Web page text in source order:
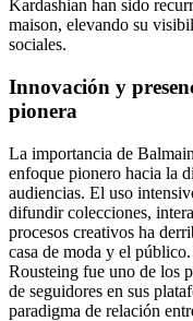
Kardashian han sido
maison, elevando su
sociales.
Innovación y
pionera
La importancia de
enfoque pionero hacia la
audiencias. El uso
difundir colecciones,
procesos creativos ha
casa de moda y el
Rousteing fue uno de los
de seguidores en sus
paradigma de relación